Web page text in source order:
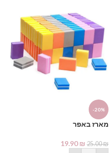
-20%
מארז באפר
25.00₪
19.90₪